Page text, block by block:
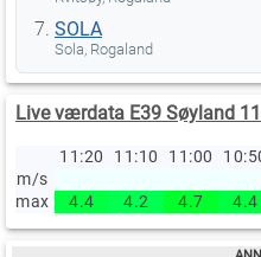
SOLA
Sola, Rogaland
Live værdata E39 Søyland
11:20 11:10 11:00
m/s
max
4.4 4.2 4.7 4.4